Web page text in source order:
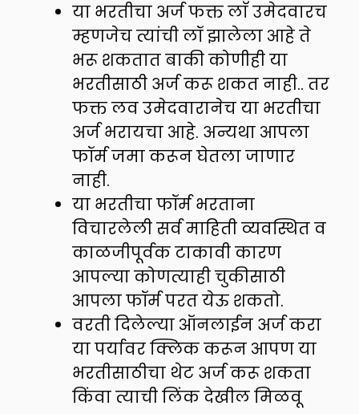
या भरतीचा अर्ज फक्त लाॅ उमेदवारच
म्हणजेच त्यांची लॉ झालेला आहे ते
भरू शकतात बाकी कोणीही या
भरतीसाठी अर्ज करू शकत नाही.. तर
फक्त लव उमेदवारानेच या भरतीचा
अर्ज भरायचा आहे. अन्यथा आपला
फॉर्म जमा करून घेतला जाणार
नाही.
या भरतीचा फॉर्म भरताना
विचारलेली सर्व माहिती व्यवस्थित व
काळजीपूर्वक टाकावी कारण
आपल्या कोणत्याही चुकीसाठी
आपला फॉर्म परत येऊ शकतो.
वरती दिलेल्या ऑनलाईन अर्ज करा
या पर्यावर क्लिक करून आपण या
भरतीसाठीचा थेट अर्ज करू शकता
किंवा त्याची लिंक देखील मिळवू